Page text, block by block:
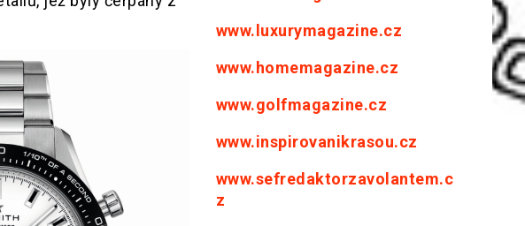
www.luxurymagazine.cz
www.homemagazine.cz
www.golfmagazine.cz
www.inspirovanikrasou.cz
www.sefredaktorzavolantem.c
z